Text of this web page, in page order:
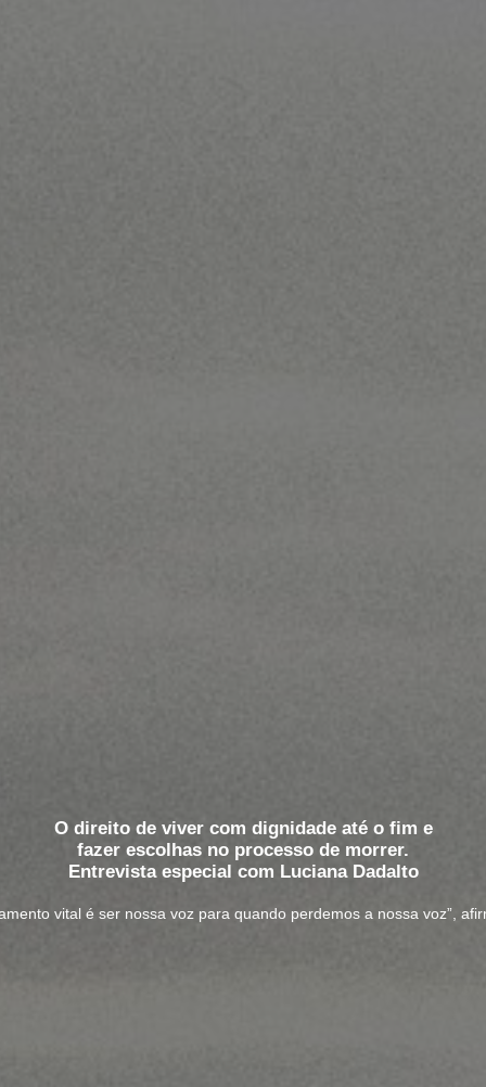
O direito de viver com dignidade até o fim e
fazer escolhas no processo de morrer.
Entrevista especial com Luciana Dadalto
vital é ser nossa voz para quando perdemos a nossa voz”,